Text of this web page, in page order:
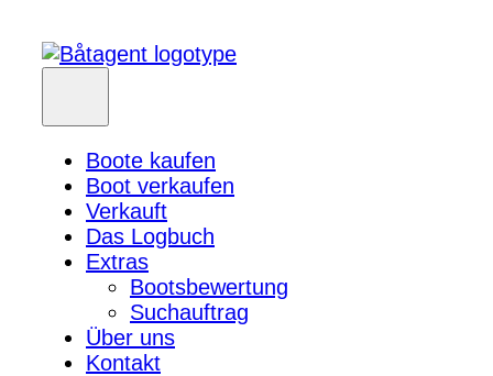
Boote kaufen
Boot verkaufen
Verkauft
Das Logbuch
Extras
Bootsbewertung
Suchauftrag
Über uns
Kontakt